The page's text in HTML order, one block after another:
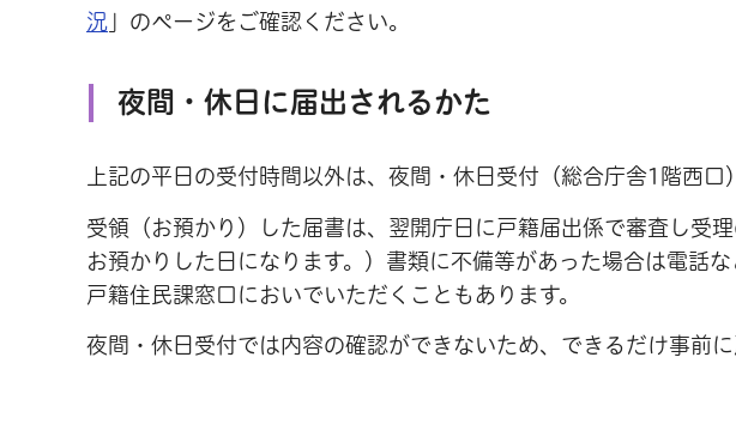
況 」のページをご確認ください。
夜間・休日に届出されるかた
上記の平日の受付時間以外は、夜間・休日受付（総合庁舎1階西口
受領（お預かり）した届書は、翌開庁日に戸籍届出係で審査し受
お預かりした日になります。）書類に不備等があった場合は電話
戸籍住民課窓口においでいただくこともあります。
夜間・休日受付では内容の確認ができないため、できるだけ事前